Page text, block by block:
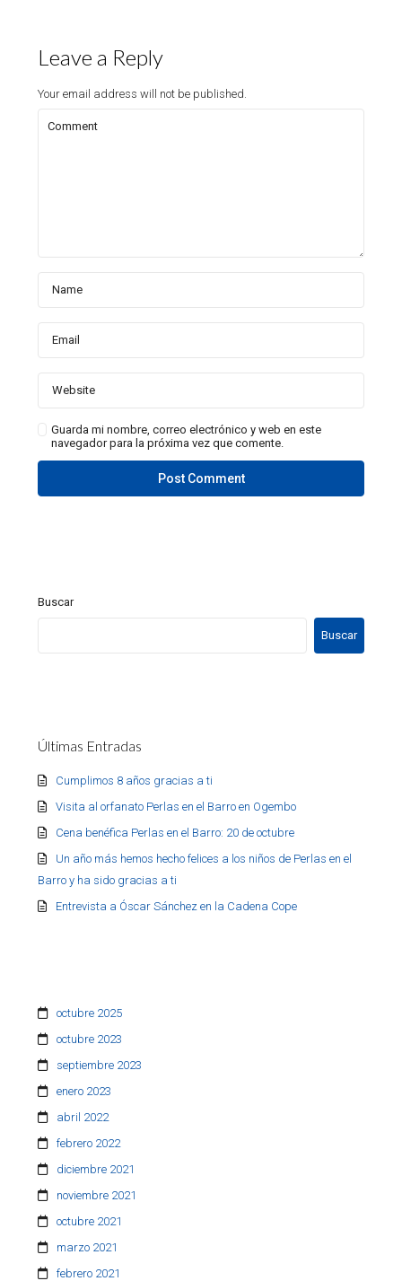
Leave a Reply
Your email address will not be published.
Guarda mi nombre, correo electrónico y web en este
navegador para la próxima vez que comente.
Buscar
Buscar
Últimas Entradas
Cumplimos 8 años gracias a ti
Visita al orfanato Perlas en el Barro en Ogembo
Cena benéfica Perlas en el Barro: 20 de octubre
Un año más hemos hecho felices a los niños de Perlas en el
Barro y ha sido gracias a ti
Entrevista a Óscar Sánchez en la Cadena Cope
octubre 2025
octubre 2023
septiembre 2023
enero 2023
abril 2022
febrero 2022
diciembre 2021
noviembre 2021
octubre 2021
marzo 2021
febrero 2021